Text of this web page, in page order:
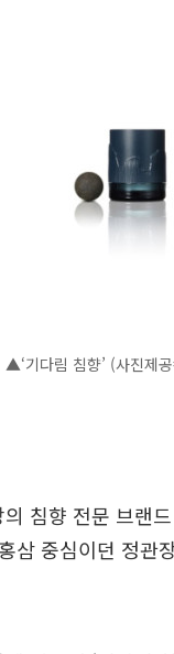
▲‘기다림 침향’ (사진제
의 침향 전문 브랜
삼 중심이던 정관